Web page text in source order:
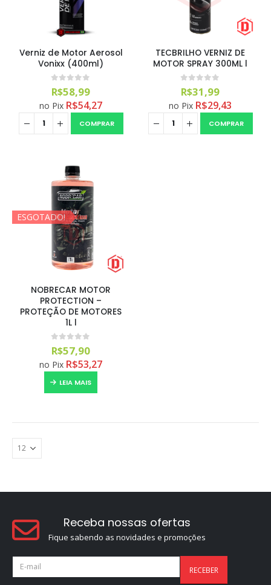
Verniz de Motor Aerosol
Vonixx (400ml)
0 out of 5
R$58,99
no Pix R$54,27
COMPRAR
TECBRILHO VERNIZ DE
MOTOR SPRAY 300ML l
0 out of 5
R$31,99
no Pix R$29,43
COMPRAR
ESGOTADO!
NOBRECAR MOTOR
PROTECTION –
PROTEÇÃO DE MOTORES
1L l
R$57,90
no Pix R$53,27
LEIA MAIS
Receba nossas ofertas
Fique sabendo as novidades e promoções